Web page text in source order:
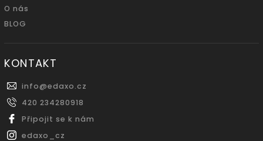
O nás
BLOG
KONTAKT
info@edaxo.cz
420 234280918
Připojit se k nám
edaxo_cz